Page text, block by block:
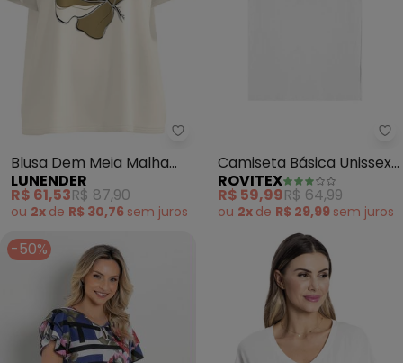
Lunender - Blusa Dem Meia
Blusa Dem Meia Malha
Penteada (Branco)
LUNENDER
R$ 61,53R$ 87,90
ou 2x de R$ 30,76 sem juros
Camiseta Básica Unissex
(Branco)
ROVITEX
R$ 59,99R$ 64,99
ou 2x de R$ 29,99 sem juros
-50%